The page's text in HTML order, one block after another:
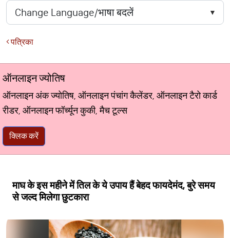
पत्रिका
ऑनलाइन ज्योतिष
ऑनलाइन अंक ज्योतिष, ऑनलाइन पंचांग कैलेंडर, ऑनलाइन टैरो कार्ड
रीडर, ऑनलाइन फॉर्च्यून कुकी, मैच टूल्स
क्लिक करें
माघ के इस महीने में तिल के ये उपाय हैं बेहद फायदेमंद, बुरे समय
से जल्द मिलेगा छुटकारा